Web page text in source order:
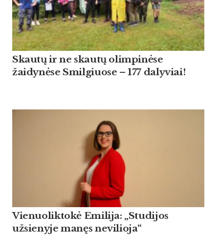
Skautų ir ne skautų olimpinėse
žaidynėse Smilgiuose – 177 dalyviai!
Vienuoliktokė Emilija: „Studijos
užsienyje manęs nevilioja“